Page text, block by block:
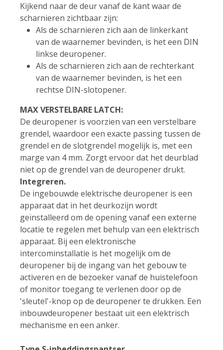
Kijkend naar de deur vanaf de kant waar de
scharnieren zichtbaar zijn:
Als de scharnieren zich aan de linkerkant
van de waarnemer bevinden, is het een DIN
linkse deuropener.
Als de scharnieren zich aan de rechterkant
van de waarnemer bevinden, is het een
rechtse DIN-slotopener.
MAX VERSTELBARE LATCH:
De deuropener is voorzien van een verstelbare
grendel, waardoor een exacte passing tussen de
grendel en de slotgrendel mogelijk is, met een
marge van 4 mm. Zorgt ervoor dat het deurblad
niet op de grendel van de deuropener drukt.
Integreren.
De ingebouwde elektrische deuropener is een
apparaat dat in het deurkozijn wordt
geïnstalleerd om de opening vanaf een externe
locatie te regelen met behulp van een elektrisch
apparaat. Bij een elektronische
intercominstallatie is het mogelijk om de
deuropener bij de ingang van het gebouw te
activeren en de bezoeker vanaf de huistelefoon
of monitor toegang te verlenen door op de
'sleutel'-knop op de deuropener te drukken. Een
inbouwdeuropener bestaat uit een elektrisch
mechanisme en een anker.